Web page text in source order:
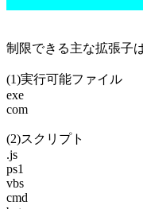
制限できる主な拡張子
(1)実行可能ファイル
exe
com
(2)スクリプト
.js
ps1
vbs
cmd